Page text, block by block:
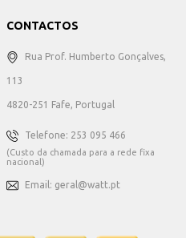
CONTACTOS
Rua Prof. Humberto Gonçalves,
113
4820-251 Fafe, Portugal
Telefone: 253 095 466
(Custo da chamada para a rede fixa
nacional)
Email: geral@watt.pt